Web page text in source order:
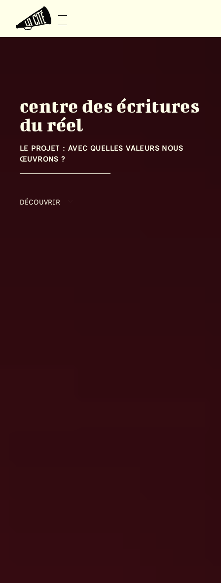
centre des écritures
du réel
LE PROJET : AVEC QUELLES VALEURS NOUS
ŒUVRONS ?
DÉCOUVRIR